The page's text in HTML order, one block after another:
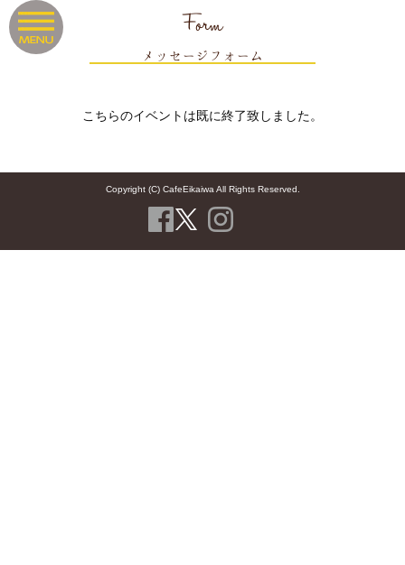
Form
メッセージフォーム
こちらのイベントは既に終了致しました。
Copyright (C) CafeEikaiwa All Rights Reserved.